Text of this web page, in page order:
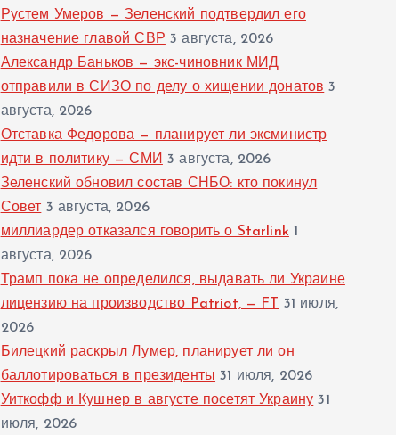
Рустем Умеров — Зеленский подтвердил его
назначение главой СВР 3 августа, 2026
Александр Баньков — экс-чиновник МИД
отправили в СИЗО по делу о хищении донатов 3
августа, 2026
Отставка Федорова — планирует ли эксминистр
идти в политику — СМИ 3 августа, 2026
Зеленский обновил состав СНБО: кто покинул
Совет 3 августа, 2026
миллиардер отказался говорить о Starlink 1
августа, 2026
Трамп пока не определился, выдавать ли Украине
лицензию на производство Patriot, — FT
31 июля,
2026
Билецкий раскрыл Лумер, планирует ли он
баллотироваться в президенты 31 июля, 2026
Уиткофф и Кушнер в августе посетят Украину 31
июля, 2026